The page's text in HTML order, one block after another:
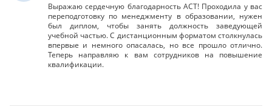
Выражаю сердечную благодарность АСТ! Проходила у вас
переподготовку по менеджменту в образовании, нужен
был диплом, чтобы занять должность заведующей
учебной частью. С дистанционным форматом столкнулась
впервые и немного опасалась, но все прошло отлично.
Теперь направляю к вам сотрудников на повышение
квалификации.